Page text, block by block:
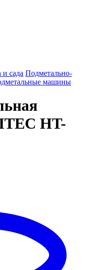
сада Подметально-
машины
HT-